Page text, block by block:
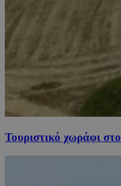
Τουριστικό χωράφι